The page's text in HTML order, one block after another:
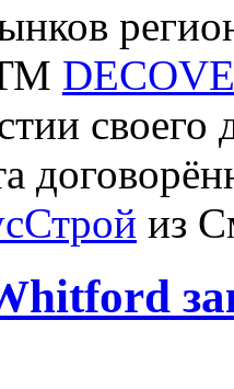
своего
из